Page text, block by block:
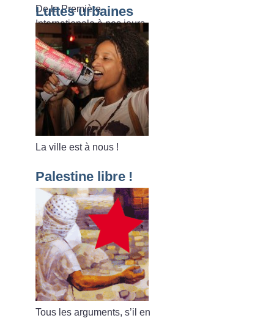
De la Première
Internationale à nos jours.
Luttes urbaines
La ville est à nous !
Palestine libre !
Tous les arguments, s’il en